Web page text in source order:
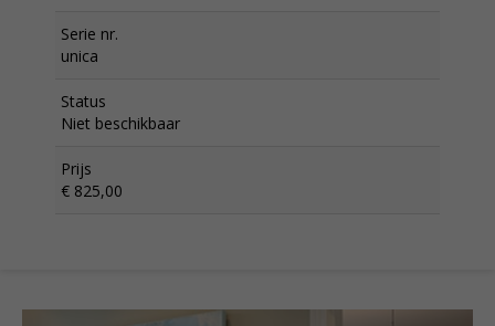
Serie nr.
unica
Status
Niet beschikbaar
Prijs
€ 825,00